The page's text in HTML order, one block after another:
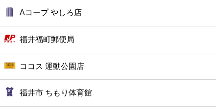
銀行
公共
ホテル
Aコープ やしろ店
福井福町郵便局
ココス 運動公園店
福井市 ちもり体育館